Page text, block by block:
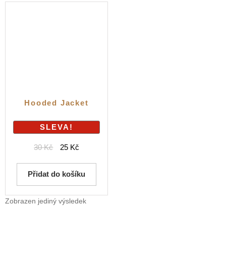
Hooded Jacket
SLEVA!
30Kč 25 Kč
Přidat do košíku
Zobrazen jediný výsledek